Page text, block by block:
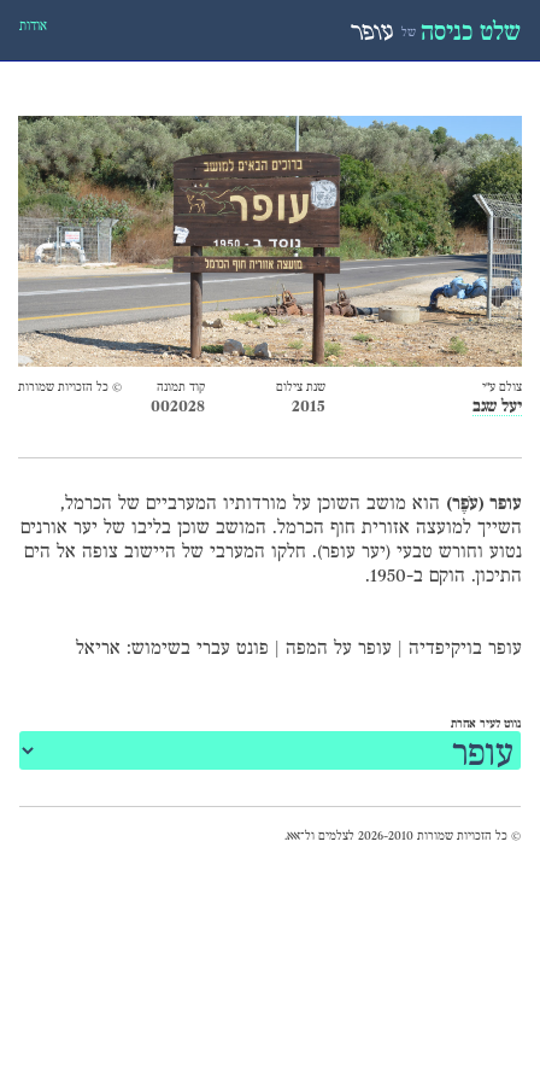
שלט כניסה של עופר אודות
צולם ע״י
יעל שגב
שנת צילום
2015
קוד תמונה
002028
© כל הזכויות שמורות
עופר (עֹפֶר) הוא מושב השוכן על מורדותיו המערביים של הכרמל,
השייך למועצה אזורית חוף הכרמל. המושב שוכן בליבו של יער אורנים
נטוע וחורש טבעי (יער עופר). חלקו המערבי של היישוב צופה אל הים
התיכון. הוקם ב-1950.
עופר בויקיפדיה |עופר על המפה פונט עברי בשימוש: אריאל
נווט לעיר אחרת
© כל הזכויות שמורות 2026-2010 לצלמים ול־ אאא.